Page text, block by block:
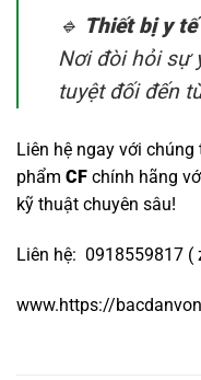
🔹 Thiết bị y
Nơi đòi hỏi sự
tuyệt đối đến
Liên hệ ngay với
phẩm CF chính hãng
kỹ thuật chuyên sâu!
Liên hệ: 0918559817 (
www.https://